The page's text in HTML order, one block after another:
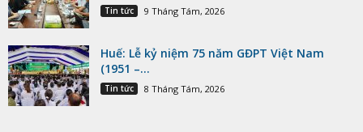
Tin tức 9 Tháng Tám, 2026
Huế: Lễ kỷ niệm 75 năm GĐPT Việt Nam
(1951 –...
Tin tức 8 Tháng Tám, 2026